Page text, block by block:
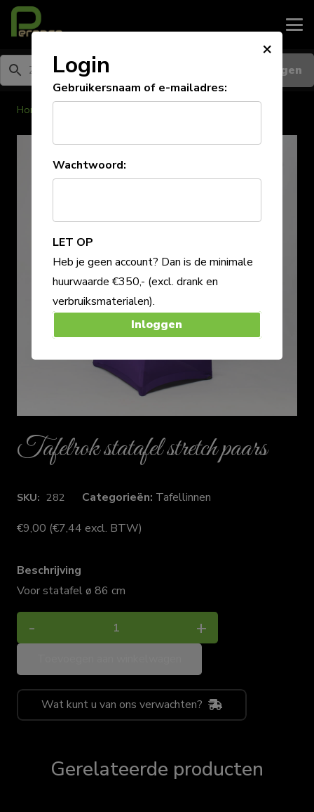
Inloggen
Home
Tafelrok statafel stretch paars
SKU: 282 Categorieën: Tafellinnen
€9,00 (€7,44 excl. BTW)
Beschrijving
Voor statafel ø 86 cm
statafel
paars
aantal
- +
Wat kunt u van ons verwachten?
Gerelateerde producten
×
Login
Gebruikersnaam of e-mailadres:
Wachtwoord:
LET OP
Heb je geen account? Dan is de minimale
huurwaarde €350,- (excl. drank en
verbruiksmaterialen).
Inloggen